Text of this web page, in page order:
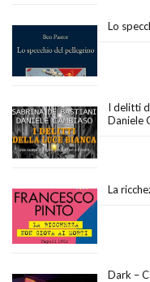
Lo
I delitti
Daniele
La
Dark –